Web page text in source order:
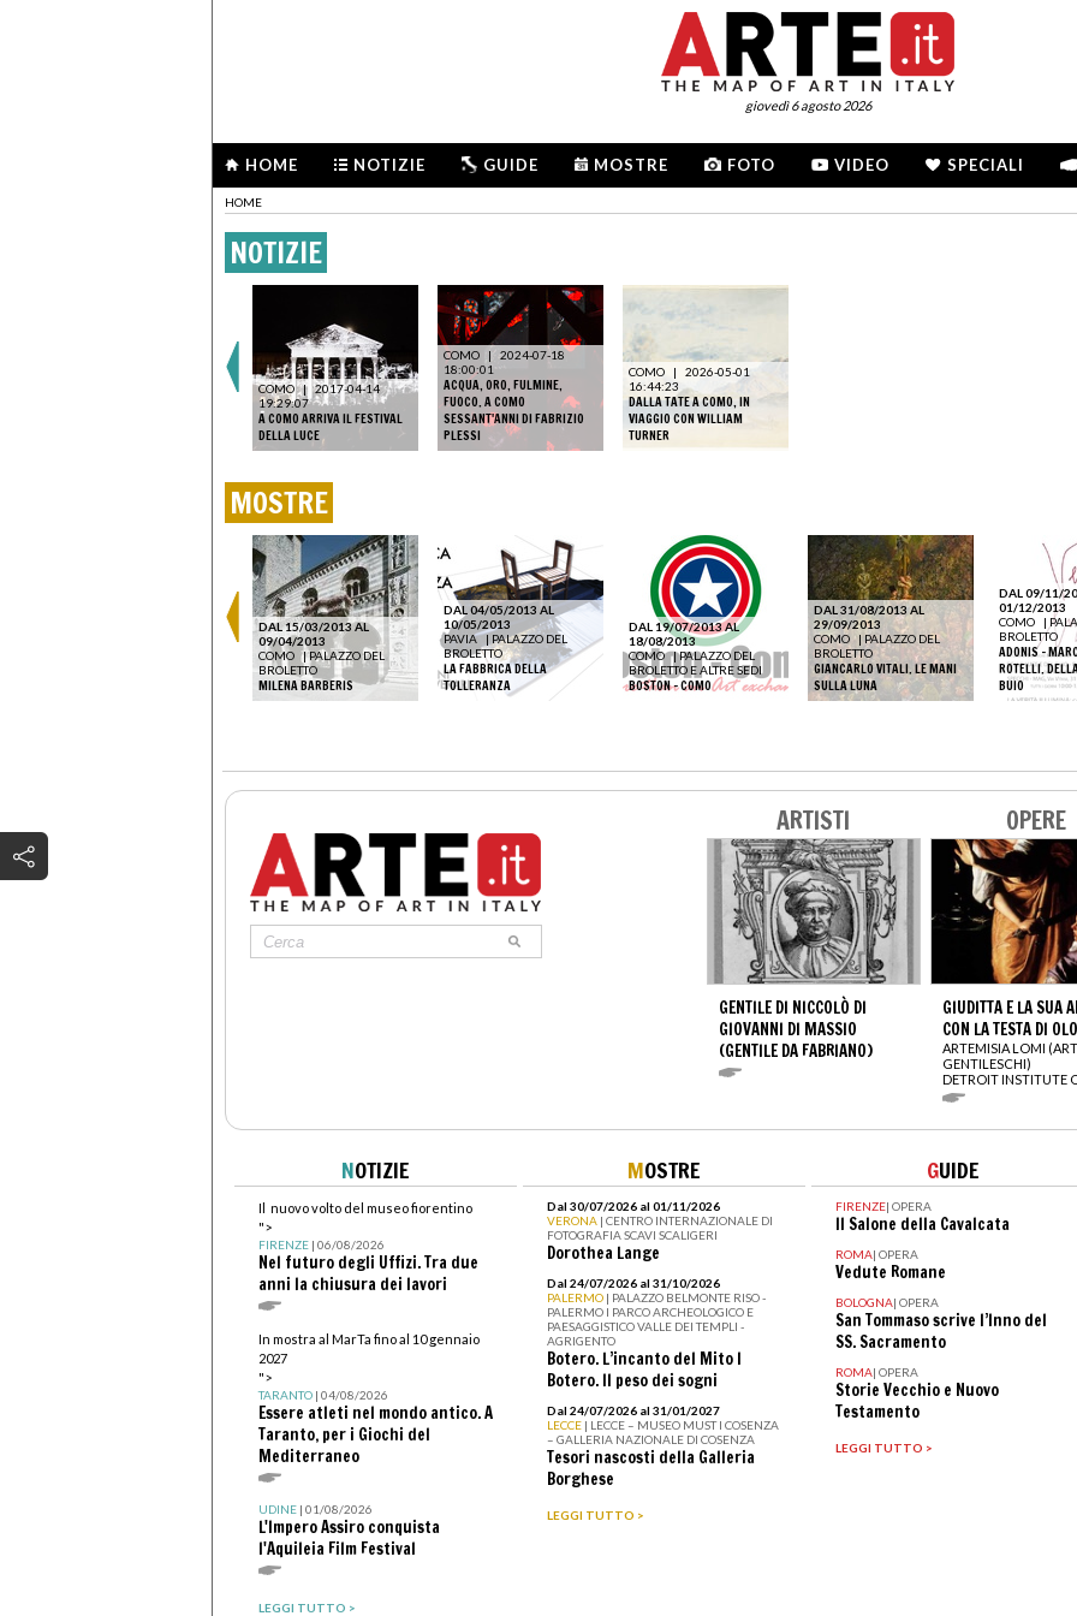
giovedì 6 agosto 2026
HOME NOTIZIE GUIDE MOSTRE FOTO VIDEO SPECIALI
HOME
NOTIZIE
COMO | 2017-04-14
19:29:07
A COMO ARRIVA IL FESTIVAL
DELLA LUCE
COMO |
2024-07-18
18:00:01
ACQUA, ORO, FULMINE,
FUOCO. A COMO
SESSANT'ANNI DI FABRIZIO
PLESSI
COMO |
2026-05-01
16:44:23
DALLA TATE A COMO, IN
VIAGGIO CON WILLIAM
TURNER
MOSTRE
DAL 15/03/2013 AL
09/04/2013
COMO |PALAZZO DEL
BROLETTO
MILENA BARBERIS
DAL 04/05/2013 AL
10/05/2013
PAVIA
| PALAZZO DEL
BROLETTO
LA FABBRICA DELLA
TOLLERANZA
DAL 19/07/2013 AL
18/08/2013
COMO |PALAZZO DEL
BROLETTO E ALTRE SEDI
BOSTON - COMO
DAL 31/08/2013 AL
29/09/2013
COMO
| PALAZZO DEL
BROLETTO
GIANCARLO VITALI. LE MANI
SULLA LUNA
DAL 09/11/
01/12/2013
COMO
|
BROLETTO
ADONIS -
ROTELLI.
BUIO
ARTISTI
GENTILE DI NICCOLÒ DI
GIOVANNI DI MASSIO
(GENTILE DA FABRIANO)
OPERE
GIUDITTA E LA SUA
CON LA TESTA DI
ARTEMISIA LOMI
GENTILESCHI)
DETROIT INSTITUTE
NOTIZIE
Il nuovo volto del museo fiorentino
">
FIRENZE| 06/08/2026
Nel futuro degli Uffizi. Tra due
anni la chiusura dei lavori
In mostra al MarTa fino al 10 gennaio
2027
">
TARANTO| 04/08/2026
Essere atleti nel mondo antico. A
Taranto, per i Giochi del
Mediterraneo
UDINE| 01/08/2026
L'Impero Assiro conquista
l'Aquileia Film Festival
LEGGI TUTTO >
MOSTRE
Dal 30/07/2026 al 01/11/2026
VERONA | CENTRO INTERNAZIONALE DI
FOTOGRAFIA SCAVI SCALIGERI
Dorothea Lange
Dal 24/07/2026 al 31/10/2026
PALERMO | PALAZZO BELMONTE RISO -
PALERMO I PARCO ARCHEOLOGICO E
PAESAGGISTICO VALLE DEI TEMPLI -
AGRIGENTO
Botero. L’incanto del Mito I
Botero. Il peso dei sogni
Dal 24/07/2026 al 31/01/2027
LECCE | LECCE – MUSEO MUST I COSENZA
– GALLERIA NAZIONALE DI COSENZA
Tesori nascosti della Galleria
Borghese
LEGGI TUTTO >
GUIDE
FIRENZE| OPERA
Il Salone della Cavalcata
ROMA| OPERA
Vedute Romane
BOLOGNA| OPERA
San Tommaso scrive l’Inno del
SS. Sacramento
ROMA| OPERA
Storie Vecchio e Nuovo
Testamento
LEGGI TUTTO >